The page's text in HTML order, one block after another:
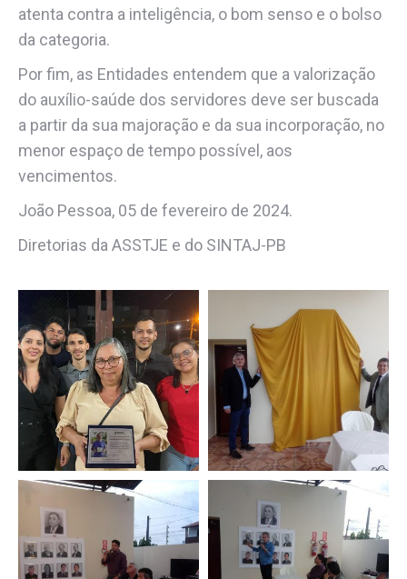
atenta contra a inteligência, o bom senso e o bolso
da categoria.
Por fim, as Entidades entendem que a valorização
do auxílio-saúde dos servidores deve ser buscada
a partir da sua majoração e da sua incorporação, no
menor espaço de tempo possível, aos
vencimentos.
João Pessoa, 05 de fevereiro de 2024.
Diretorias da ASSTJE e do SINTAJ-PB